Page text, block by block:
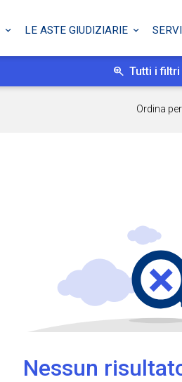
LE ASTE GIUDIZIARIE
Tutti i filtri
Ordina per
Nessun